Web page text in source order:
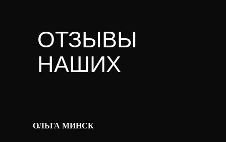
ОТЗЫВЫ
НАШИХ
ОЛЬГА МИНСК